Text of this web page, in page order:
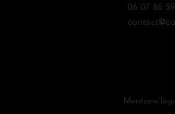
06 07 86
Mentions